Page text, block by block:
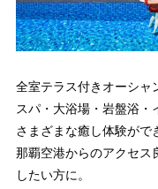
全室テラス付きオーシャ
スパ・大浴場・岩盤浴
さまざまな癒し体験がで
那覇空港からのアクセス
したい方に。